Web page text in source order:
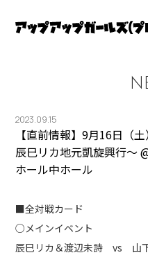
2023.09.15
【直前情報】9月16日（
辰巳リカ地元凱旋興行～
ホール中ホール
■全対戦カード
○メインイベント
辰巳リカ＆渡辺未詩 vs 山